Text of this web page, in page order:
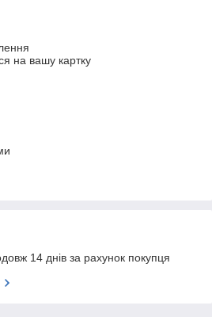
на вашу картку
14 днів за рахунок покупця